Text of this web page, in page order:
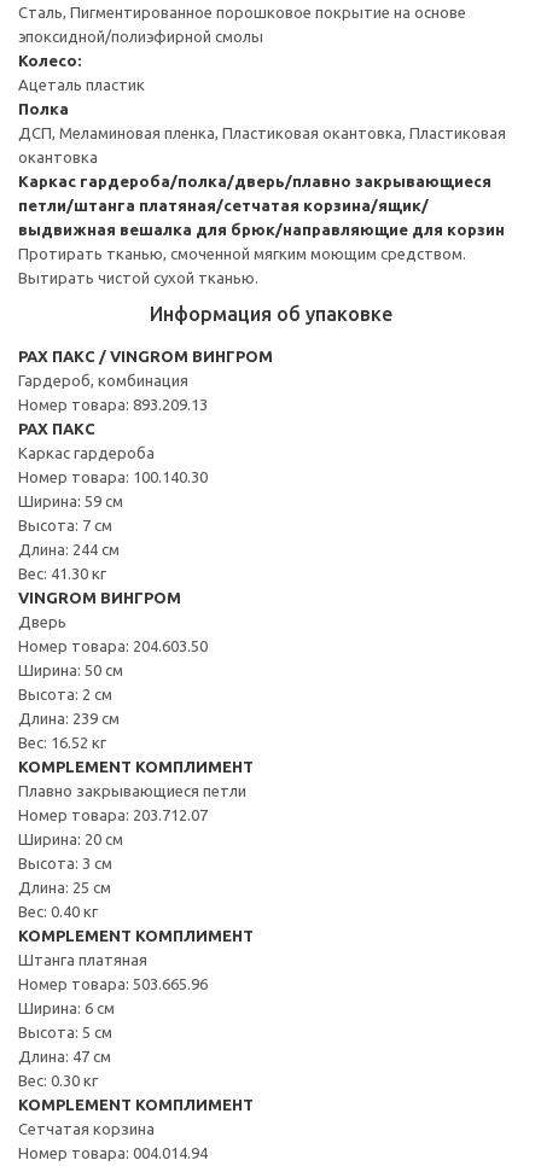
Сталь, Пигментированное порошковое покрытие на основе
эпоксидной/полиэфирной смолы
Колесо:
Ацеталь пластик
Полка
ДСП, Меламиновая пленка, Пластиковая окантовка, Пластиковая
окантовка
Каркас гардероба/полка/дверь/плавно закрывающиеся
петли/штанга платяная/сетчатая корзина/ящик/
выдвижная вешалка для брюк/направляющие для корзин
Протирать тканью, смоченной мягким моющим средством.
Вытирать чистой сухой тканью.
Информация об упаковке
PAX ПАКС / VINGROM ВИНГРОМ
Гардероб, комбинация
Номер товара: 893.209.13
PAX ПАКС
Каркас гардероба
Номер товара: 100.140.30
Ширина: 59 см
Высота: 7 см
Длина: 244 см
Вес: 41.30 кг
VINGROM ВИНГРОМ
Дверь
Номер товара: 204.603.50
Ширина: 50 см
Высота: 2 см
Длина: 239 см
Вес: 16.52 кг
KOMPLEMENT КОМПЛИМЕНТ
Плавно закрывающиеся петли
Номер товара: 203.712.07
Ширина: 20 см
Высота: 3 см
Длина: 25 см
Вес: 0.40 кг
KOMPLEMENT КОМПЛИМЕНТ
Штанга платяная
Номер товара: 503.665.96
Ширина: 6 см
Высота: 5 см
Длина: 47 см
Вес: 0.30 кг
KOMPLEMENT КОМПЛИМЕНТ
Сетчатая корзина
Номер товара: 004.014.94